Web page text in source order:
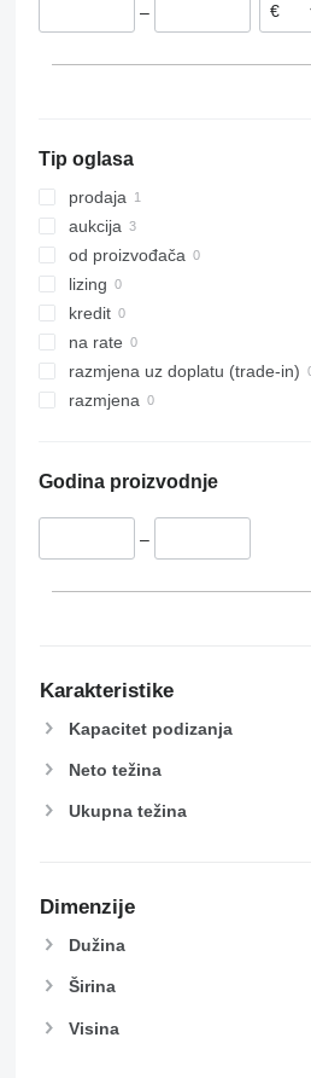
–
Tip oglasa
prodaja
aukcija
od proizvođača
lizing
kredit
na rate
razmjena uz doplatu (trade-in)
razmjena
Godina proizvodnje
–
Karakteristike
Kapacitet podizanja
Neto težina
Ukupna težina
Dimenzije
Dužina
Širina
Visina